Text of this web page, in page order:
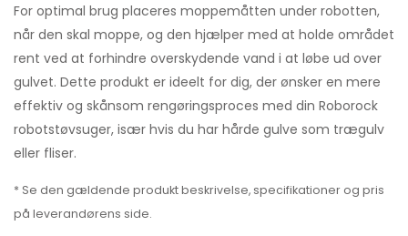
For optimal brug placeres moppemåtten under robotten,
når den skal moppe, og den hjælper med at holde området
rent ved at forhindre overskydende vand i at løbe ud over
gulvet. Dette produkt er ideelt for dig, der ønsker en mere
effektiv og skånsom rengøringsproces med din Roborock
robotstøvsuger, især hvis du har hårde gulve som trægulv
eller fliser.
* Se den gældende produkt beskrivelse, specifikationer og pris
på leverandørens side.